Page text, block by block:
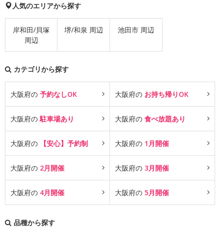
人気のエリアから探す
岸和田/貝塚
周辺
堺/和泉 周辺 池田市 周辺
カテゴリから探す
大阪府の 予約なしOK 大阪府の お持ち帰りOK
大阪府の 駐車場あり 大阪府の 食べ放題あり
大阪府の 【安心】予約制 大阪府の 1月開催
大阪府の 2月開催 大阪府の 3月開催
大阪府の 4月開催 大阪府の 5月開催
品種から探す